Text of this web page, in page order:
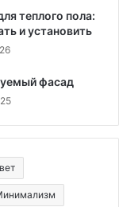
теплого пола:
и установить
фасад